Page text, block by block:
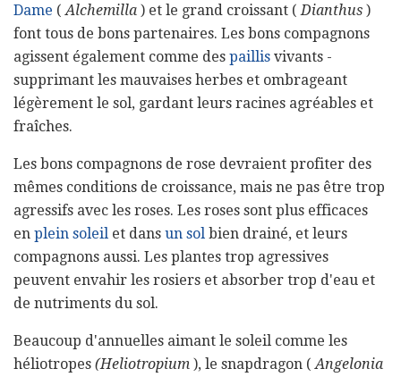
Dame (Alchemilla ) et le grand croissant (Dianthus )
font tous de bons partenaires. Les bons compagnons
agissent également comme des paillis vivants -
supprimant les mauvaises herbes et ombrageant
légèrement le sol, gardant leurs racines agréables et
fraîches.
Les bons compagnons de rose devraient profiter des
mêmes conditions de croissance, mais ne pas être trop
agressifs avec les roses. Les roses sont plus efficaces
en plein soleil et dans un sol bien drainé, et leurs
compagnons aussi. Les plantes trop agressives
peuvent envahir les rosiers et absorber trop d'eau et
de nutriments du sol.
Beaucoup d'annuelles aimant le soleil comme les
héliotropes (Heliotropium ), le snapdragon (Angelonia